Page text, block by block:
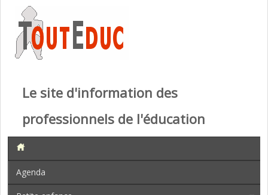
Le site d'information des
professionnels de l'éducation
Agenda